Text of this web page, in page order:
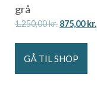
grå
1.250,00kr. 875,00kr.
GÅ TIL SHOP